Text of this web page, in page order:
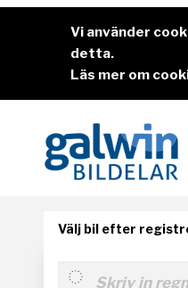
Vi använder
detta.
Läs mer om
Välj bil efter